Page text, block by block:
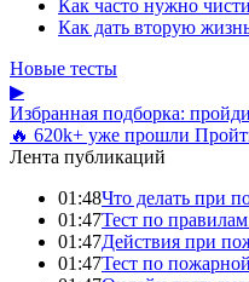
Как часто нужно
Как дать вторую
Новые тесты
▶
Избранная подборка:
🔥 620k+ уже прошли
Лента публикаций
01:48Что делать при
01:47Тест по
01:47Действия при
01:47Тест по